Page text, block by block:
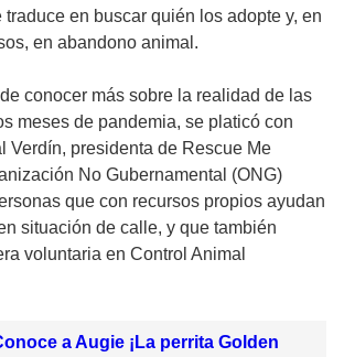
traduce en buscar quién los adopte y, en
en abandono animal.
conocer más sobre la realidad de las
meses de pandemia, se platicó con
Verdín, presidenta de Rescue Me
No Gubernamental (ONG)
que con recursos propios ayudan
situación de calle, y que también
voluntaria en Control Animal
a Augie ¡La perrita Golden